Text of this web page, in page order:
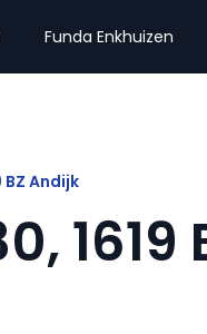
Funda Enkhuizen
BZ Andijk
1619